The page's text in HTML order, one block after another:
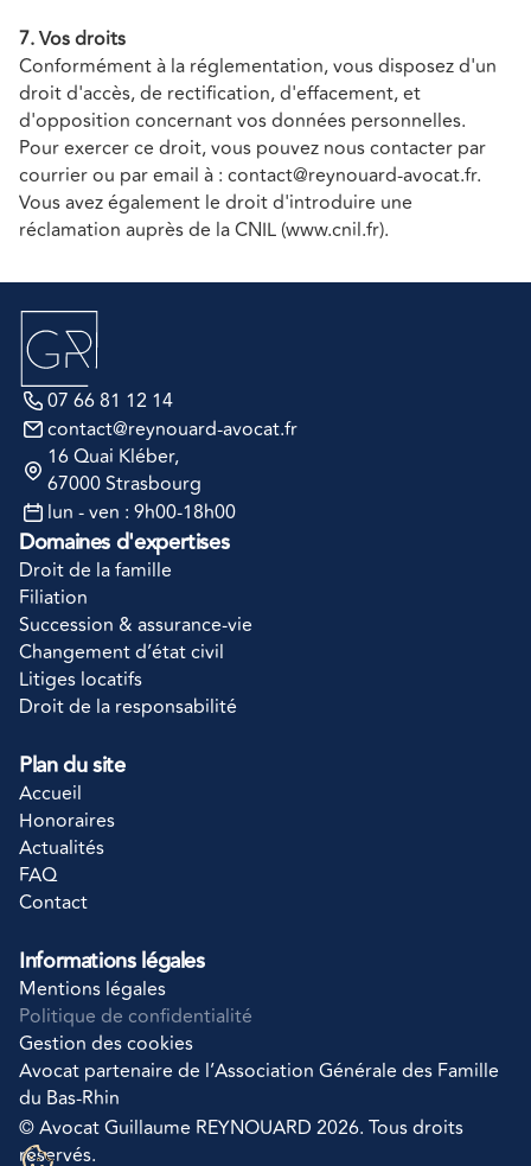
7. Vos droits
Conformément à la réglementation, vous disposez d'un
droit d'accès, de rectification, d'effacement, et
d'opposition concernant vos données personnelles.
Pour exercer ce droit, vous pouvez nous contacter par
courrier ou par email à : contact@reynouard-avocat.fr.
Vous avez également le droit d'introduire une
réclamation auprès de la CNIL (www.cnil.fr).
07 66 81 12 14
contact@reynouard-avocat.fr
16 Quai Kléber,
67000 Strasbourg
lun - ven : 9h00-18h00
Domaines d'expertises
Droit de la famille
Filiation
Succession & assurance-vie
Changement d’état civil
Litiges locatifs
Droit de la responsabilité
Plan du site
Accueil
Honoraires
Actualités
FAQ
Contact
Informations légales
Mentions légales
Politique de confidentialité
Gestion des cookies
Avocat partenaire de l’Association Générale des Famille
du Bas-Rhin
© Avocat Guillaume REYNOUARD 2026. Tous droits
réservés.